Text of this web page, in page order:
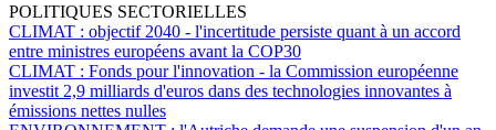
POLITIQUES SECTORIELLES
CLIMAT : objectif 2040 - l'incertitude persiste quant à un accord
entre ministres européens avant la COP30
CLIMAT : Fonds pour l'innovation - la Commission européenne
investit 2,9 milliards d'euros dans des technologies innovantes à
émissions nettes nulles